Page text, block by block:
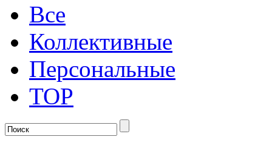
Все
Коллективные
Персональные
TOP